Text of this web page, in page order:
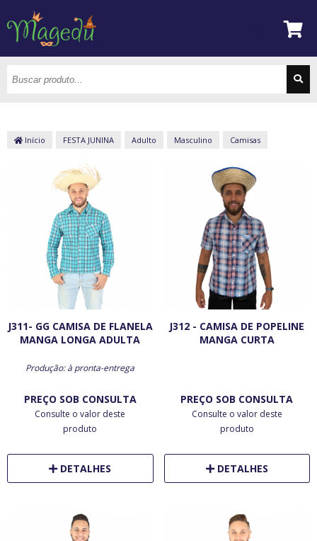
Início FESTA JUNINA Adulto Masculino Camisas
J311- GG CAMISA DE FLANELA
MANGA LONGA ADULTA
Produção: à pronta-entrega
PREÇO SOB CONSULTA
Consulte o valor deste
produto
DETALHES
J312 - CAMISA DE POPELINE
MANGA CURTA
PREÇO SOB CONSULTA
Consulte o valor deste
produto
DETALHES